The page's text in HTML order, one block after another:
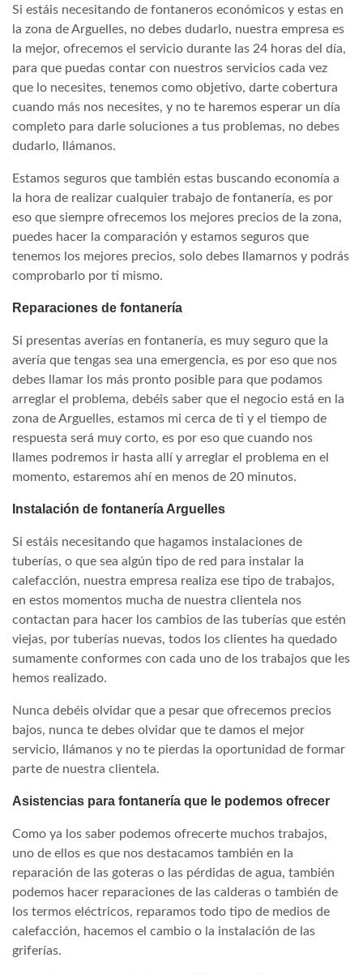
Si estáis necesitando de fontaneros económicos y estas en
la zona de Arguelles, no debes dudarlo, nuestra empresa es
la mejor, ofrecemos el servicio durante las 24 horas del día,
para que puedas contar con nuestros servicios cada vez
que lo necesites, tenemos como objetivo, darte cobertura
cuando más nos necesites, y no te haremos esperar un día
completo para darle soluciones a tus problemas, no debes
dudarlo, llámanos.
Estamos seguros que también estas buscando economía a
la hora de realizar cualquier trabajo de fontanería, es por
eso que siempre ofrecemos los mejores precios de la zona,
puedes hacer la comparación y estamos seguros que
tenemos los mejores precios, solo debes llamarnos y podrás
comprobarlo por ti mismo.
Reparaciones de fontanería
Si presentas averías en fontanería, es muy seguro que la
avería que tengas sea una emergencia, es por eso que nos
debes llamar los más pronto posible para que podamos
arreglar el problema, debéis saber que el negocio está en la
zona de Arguelles, estamos mi cerca de ti y el tiempo de
respuesta será muy corto, es por eso que cuando nos
llames podremos ir hasta allí y arreglar el problema en el
momento, estaremos ahí en menos de 20 minutos.
Instalación de fontanería Arguelles
Si estáis necesitando que hagamos instalaciones de
tuberías, o que sea algún tipo de red para instalar la
calefacción, nuestra empresa realiza ese tipo de trabajos,
en estos momentos mucha de nuestra clientela nos
contactan para hacer los cambios de las tuberías que estén
viejas, por tuberías nuevas, todos los clientes ha quedado
sumamente conformes con cada uno de los trabajos que les
hemos realizado.
Nunca debéis olvidar que a pesar que ofrecemos precios
bajos, nunca te debes olvidar que te damos el mejor
servicio, llámanos y no te pierdas la oportunidad de formar
parte de nuestra clientela.
Asistencias para fontanería que le podemos ofrecer
Como ya los saber podemos ofrecerte muchos trabajos,
uno de ellos es que nos destacamos también en la
reparación de las goteras o las pérdidas de agua, también
podemos hacer reparaciones de las calderas o también de
los termos eléctricos, reparamos todo tipo de medios de
calefacción, hacemos el cambio o la instalación de las
griferías.